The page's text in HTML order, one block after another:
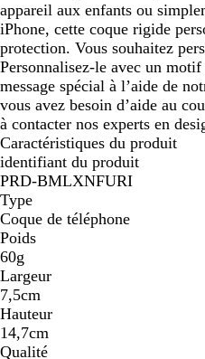
appareil aux enfants ou
iPhone, cette coque rigide
protection. Vous souhaitez
Personnalisez-le avec un
message spécial à l’aide de
vous avez besoin d’aide au
à contacter nos experts en
Caractéristiques du produit
identifiant du produit
PRD-BMLXNFURI
Type
Coque de téléphone
Poids
60g
Largeur
7,5cm
Hauteur
14,7cm
Qualité